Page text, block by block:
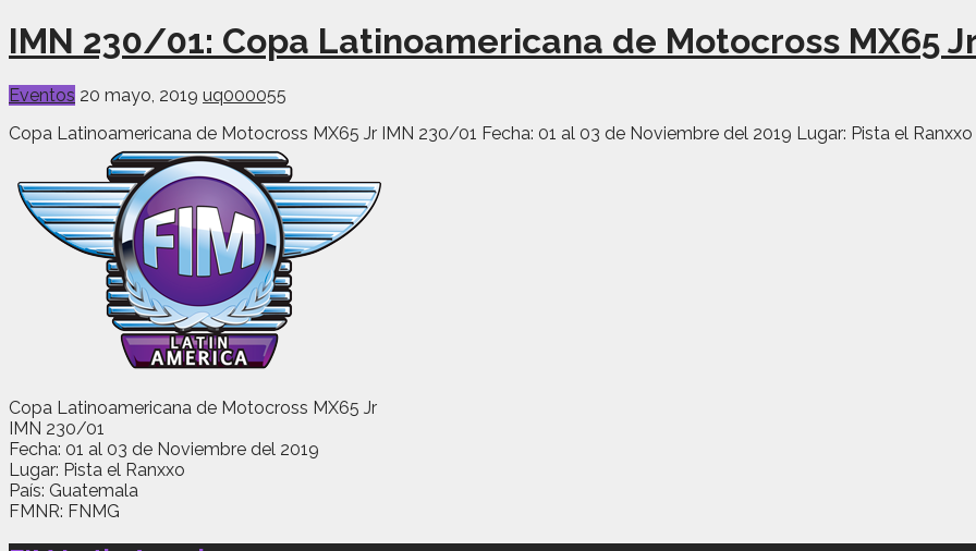
IMN 230/01: Copa Latinoamericana de Motocross MX65
Eventos 20 mayo, 2019 uq000055
Copa Latinoamericana de Motocross MX65 Jr IMN 230/01 Fecha: 01 al 03 de Noviembre del 2019 Lugar: Pista el
Copa Latinoamericana de Motocross MX65 Jr
IMN 230/01
Fecha: 01 al 03 de Noviembre del 2019
Lugar: Pista el Ranxxo
País: Guatemala
FMNR: FNMG